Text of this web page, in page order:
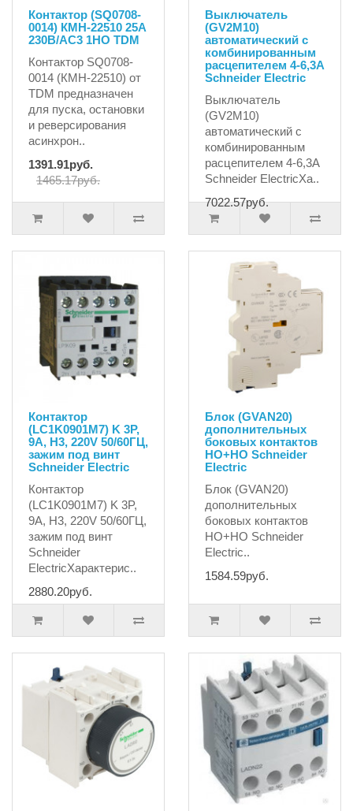
Контактор (SQ0708-
0014) КМН-22510 25А
230В/АС3 1НО TDM
Контактор SQ0708-
0014 (КМН-22510) от
TDM предназначен
для пуска, остановки
и реверсирования
асинхрон..
1391.91руб.
1465.17руб.
Выключатель
(GV2M10)
автоматический с
комбинированным
расцепителем 4-6,3A
Schneider Electric
Выключатель
(GV2M10)
автоматический с
комбинированным
расцепителем 4-6,3A
Schneider ElectricХа..
7022.57руб.
Контактор
(LC1K0901M7) K 3P,
9A, H3, 220V 50/60ГЦ,
зажим под винт
Schneider Electric
Контактор
(LC1K0901M7) K 3P,
9A, H3, 220V 50/60ГЦ,
зажим под винт
Schneider
ElectricХарактерис..
2880.20руб.
Блок (GVAN20)
дополнительных
боковых контактов
HO+HO Schneider
Electric
Блок (GVAN20)
дополнительных
боковых контактов
HO+HO Schneider
Electric..
1584.59руб.